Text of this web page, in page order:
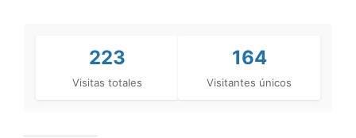
223
Visitas totales
164
Visitantes únicos